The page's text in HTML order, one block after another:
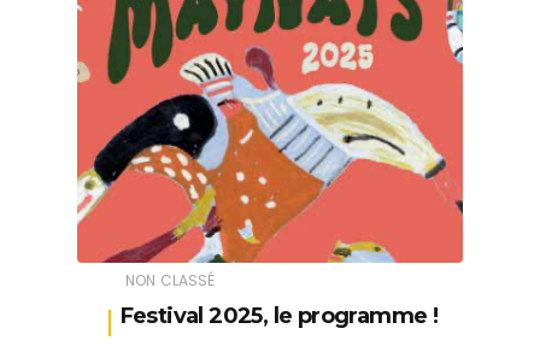
NON CLASSÉ
Festival 2025, le programme !